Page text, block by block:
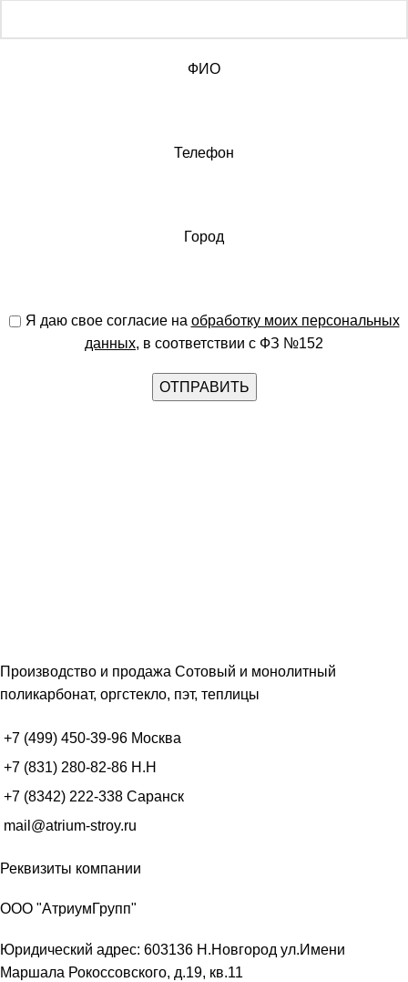
ФИО
Телефон
Город
Я даю свое согласие на обработку моих персональных
данных, в соответствии с ФЗ №152
Производство и продажа Сотовый и монолитный
поликарбонат, оргстекло, пэт, теплицы
+7 (499) 450-39-96 Москва
+7 (831) 280-82-86 Н.Н
+7 (8342) 222-338 Саранск
mail@atrium-stroy.ru
Реквизиты компании
ООО "АтриумГрупп"
Юридический адрес: 603136 Н.Новгород ул.Имени
Маршала Рокоссовского, д.19, кв.11